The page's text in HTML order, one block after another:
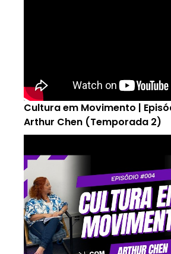
Cultura em Movimento |
Arthur Chen (Temporada 2)